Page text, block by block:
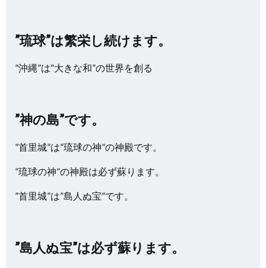
”琉球”は繁栄し続けます。
”沖縄”は”大きな和”の世界を創る
”神の島”です。
”首里城”は”琉球の神”の神殿です。
”琉球の神”の神殿は必ず蘇ります。
”首里城”は”島人ぬ宝”です。
”島人ぬ宝”は必ず蘇ります。